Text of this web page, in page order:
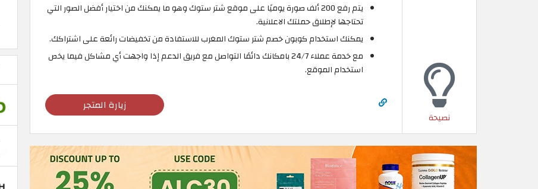
نصيحة
يتم رفع 200 ألف صورة يوميًا على موقع شتر ستوك وهو ما يمكنك من اختيار أفضل الصور التي
تحتاجها لإطلاق حملتك الاعلانية.
يمكنك استخدام كوبون خصم شتر ستوك المغرب للاستفادة من تخفيضات رائعة على اشتراكك.
مع خدمة عملاء 24/7 بامكانك دائمًا التواصل مع فريق الدعم إذا واجهت أي مشاكل فيما يخص
استخدام الموقع.
زيارة المتجر